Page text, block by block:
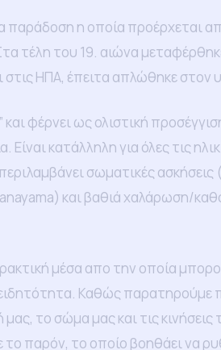
παράδοση η οποία προέρχεται
τέλη του 19. αιώνα
ΗΠΑ, έπειτα απλώθηκε στον
και φέρνει ως ολιστική
Είναι κατάλληλη για όλες τις
σωματικές ασκήσεις
και βαθιά χαλάρωση/
μέσα απο την οποία
Καθώς παρατηρούμε
το σώμα μας και τις
το παρόν, το οποίο βοηθάει να